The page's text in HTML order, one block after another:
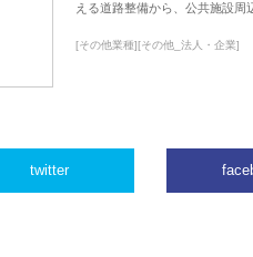
える道路整備から、公共施設
[その他業種][その他_法人・企業]
twitter